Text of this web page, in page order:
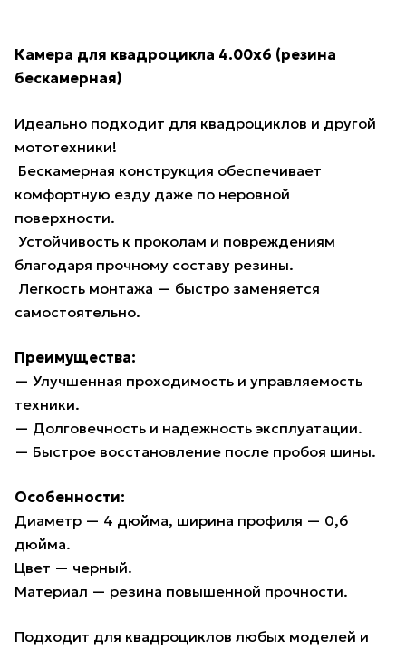
Камера для квадроцикла 4.00x6 (резина
бескамерная)
Идеально подходит для квадроциклов и другой
мототехники!
️ Бескамерная конструкция обеспечивает
комфортную езду даже по неровной
поверхности.
️ Устойчивость к проколам и повреждениям
благодаря прочному составу резины.
️ Легкость монтажа — быстро заменяется
самостоятельно.
Преимущества:
— Улучшенная проходимость и управляемость
техники.
— Долговечность и надежность эксплуатации.
— Быстрое восстановление после пробоя шины.
Особенности:
Диаметр — 4 дюйма, ширина профиля — 0,6
дюйма.
Цвет — черный.
Материал — резина повышенной прочности.
Подходит для квадроциклов любых моделей и